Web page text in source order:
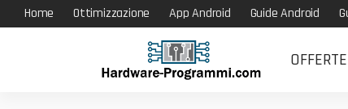
Home Ottimizzazione App Android Guide Android
OFFERTE